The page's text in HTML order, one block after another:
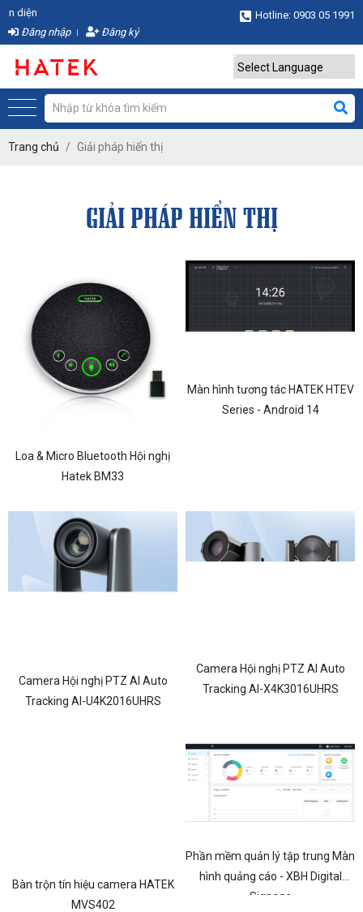
diện
Hotline: 0903 05 1991
Đăng nhập
Đăng ký
Powered by
Trang chủ Giải pháp hiển thị
GIẢI PHÁP HIỂN THỊ
Loa & Micro Bluetooth Hội nghị
Hatek BM33
Màn hình tương tác HATEK HTEV
Series - Android 14
Camera Hội nghị PTZ AI Auto
Tracking AI-U4K2016UHRS
Camera Hội nghị PTZ AI Auto
Tracking AI-X4K3016UHRS
Bàn trộn tín hiệu camera HATEK
MVS402
Phần mềm quản lý tập trung Màn
hình quảng cáo - XBH Digital
Signage